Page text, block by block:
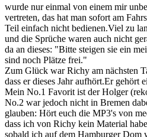
wurde nur einmal von einem mir
vertreten, das hat man sofort am
Teil einfach nicht bedienen.Viel zu
und die Sprüche waren auch nicht
da an dieses: "Bitte steigen sie ein
sind noch Plätze frei."
Zum Glück war Richy am nächsten
dass er dieses Jahr aufhört.Er gehört
Mein No.1 Favorit ist der Holger
No.2 war jedoch nicht in Bremen
glauben: Hört euch die MP3's von
dass ich von Richy kein Material
sobald ich auf dem Hamburger Dom